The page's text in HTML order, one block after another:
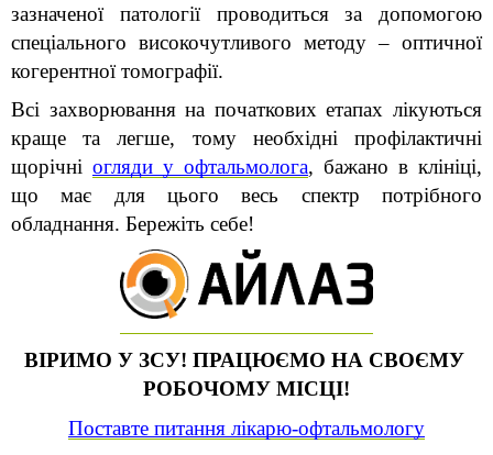
зазначеної патології проводиться за допомогою
спеціального високочутливого методу – оптичної
когерентної томографії.
Всі захворювання на початкових етапах лікуються
краще та легше, тому необхідні профілактичні
щорічні огляди у офтальмолога, бажано в клініці,
що має для цього весь спектр потрібного
обладнання. Бережіть себе!
ВІРИМО У ЗСУ! ПРАЦЮЄМО НА СВОЄМУ
РОБОЧОМУ МІСЦІ!
Поставте питання лікарю-офтальмологу